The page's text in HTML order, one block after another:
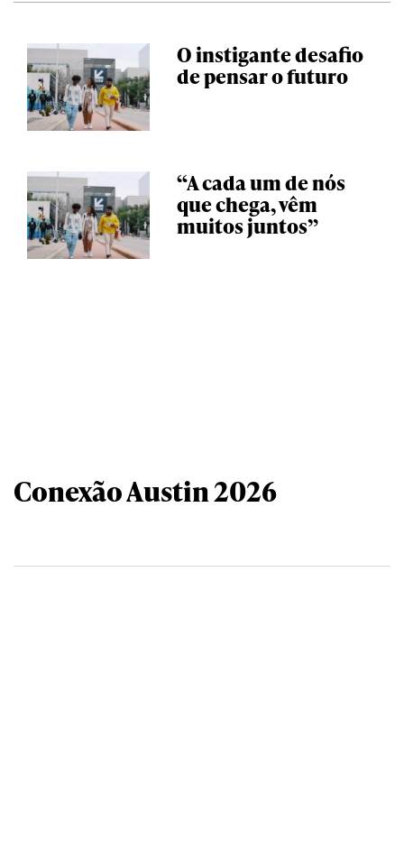
O instigante desafio
de pensar o futuro
“A cada um de nós
que chega, vêm
muitos juntos”
Conexão Austin 2026